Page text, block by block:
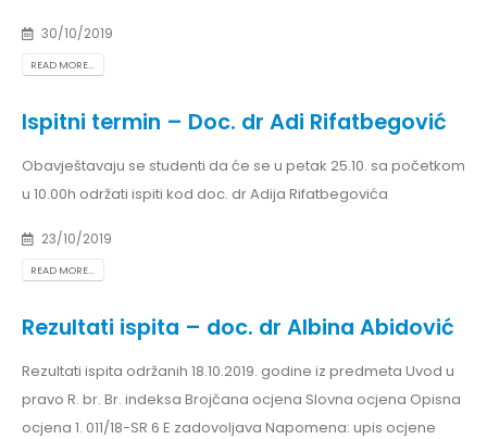
30/10/2019
READ MORE...
Ispitni termin – Doc. dr Adi Rifatbegović
Obavještavaju se studenti da će se u petak 25.10. sa početkom
u 10.00h održati ispiti kod doc. dr Adija Rifatbegovića
23/10/2019
READ MORE...
Rezultati ispita – doc. dr Albina Abidović
Rezultati ispita održanih 18.10.2019. godine iz predmeta Uvod u
pravo R. br. Br. indeksa Brojčana ocjena Slovna ocjena Opisna
ocjena 1. 011/18-SR 6 E zadovoljava Napomena: upis ocjene